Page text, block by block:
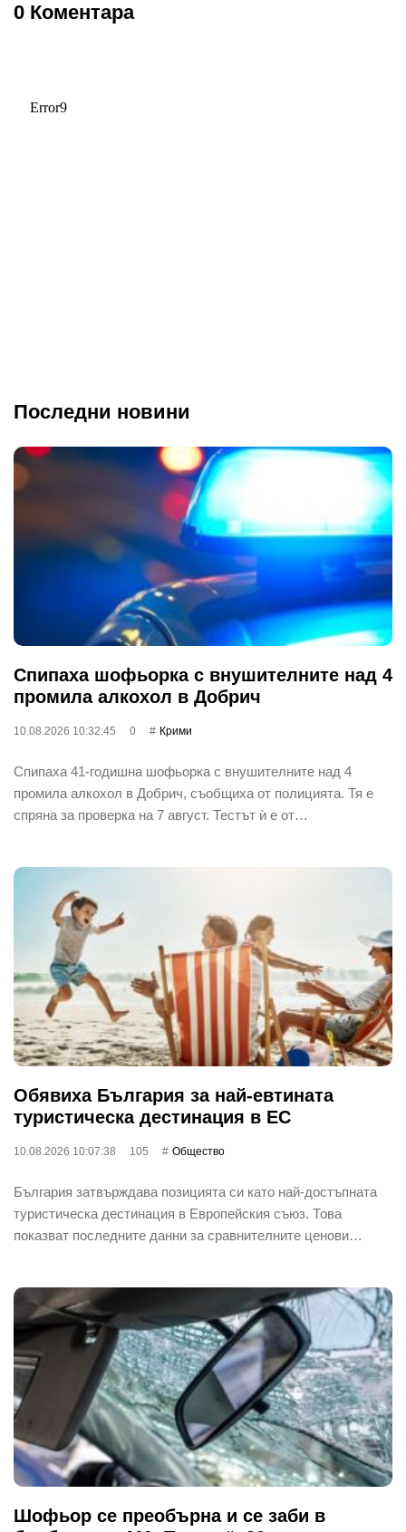
0 Коментара
Последни новини
Спипаха шофьорка с внушителните над 4
промила алкохол в Добрич
10.08.2026 10:32:45 0 Крими
Спипаха 41-годишна шофьорка с внушителните над 4
промила алкохол в Добрич, съобщиха от полицията. Тя е
спряна за проверка на 7 август. Тестът ѝ е от…
Обявиха България за най-евтината
туристическа дестинация в ЕС
10.08.2026 10:07:38 105 Общество
България затвърждава позицията си като най-достъпната
туристическа дестинация в Европейския съюз. Това
показват последните данни за сравнителните ценови…
Шофьор се преобърна и се заби в